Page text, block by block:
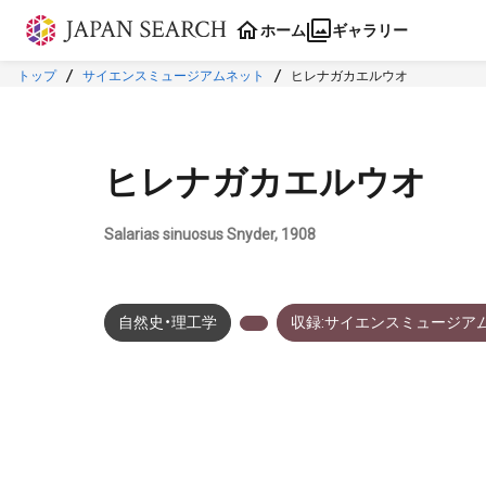
本文に飛ぶ
ホーム ギャラリー
トップ サイエンスミュージアムネット ヒレナガカエルウオ
ヒレナガカエルウオ
Salarias sinuosus Snyder, 1908
自然史・理工学 収録:サイエンスミュージア